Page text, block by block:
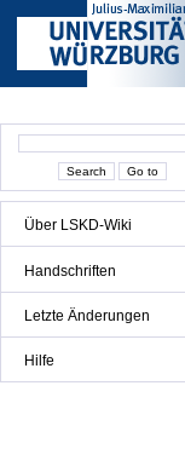
Über LSKD-Wiki
Handschriften
Letzte Änderungen
Hilfe